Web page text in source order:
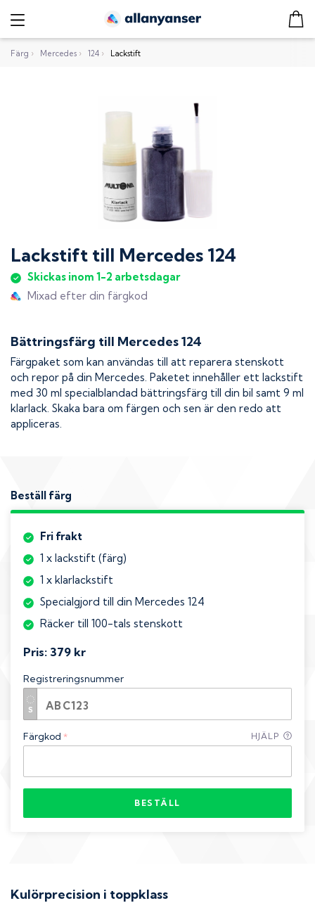
Färg › Mercedes › 124 › Lackstift
Lackstift till Mercedes 124
Skickas inom 1-2 arbetsdagar
Mixad efter din färgkod
Bättringsfärg till Mercedes 124
Färgpaket som kan användas till att reparera stenskott
och repor på din Mercedes. Paketet innehåller ett lackstift
med 30 ml specialblandad bättringsfärg till din bil samt 9 ml
klarlack. Skaka bara om färgen och sen är den redo att
appliceras.
Beställ färg
Fri frakt
1 x lackstift (färg)
1 x klarlackstift
Specialgjord till din Mercedes 124
Räcker till 100-tals stenskott
Pris: 379 kr
Registreringsnummer
Färgkod * HJÄLP
BESTÄLL
Kulörprecision i toppklass